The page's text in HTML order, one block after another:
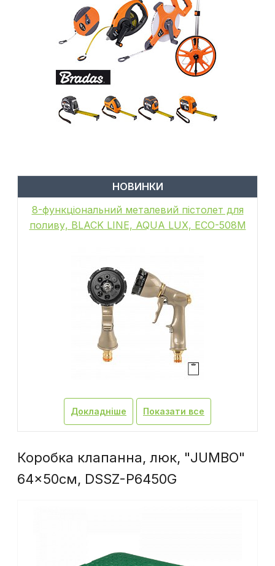
НОВИНКИ
8-функціональний металевий пістолет для
поливу, BLACK LINE, AQUA LUX, ECO-508M
Докладніше Показати все
Коробка клапанна, люк, "JUMBO"
64x50см, DSSZ-P6450G